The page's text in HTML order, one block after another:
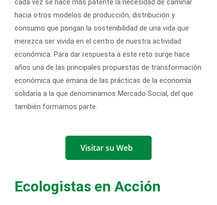
cada vez se hace más patente la necesidad de caminar
hacia otros modelos de producción, distribución y
consumo que pongan la sostenibilidad de una vida que
merezca ser vivida en el centro de nuestra actividad
económica. Para dar respuesta a este reto surge hace
años una de las principales propuestas de transformación
económica que emana de las prácticas de la economía
solidaria a la que denominamos Mercado Social, del que
también formamos parte.
Visitar su Web
Ecologistas en Acción